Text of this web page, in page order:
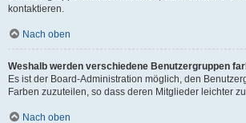
kontaktieren.
Nach oben
Weshalb werden verschiedene Benutzergruppen
Es ist der Board-Administration möglich, den
Farben zuzuteilen, so dass deren Mitglieder leichter
Nach oben